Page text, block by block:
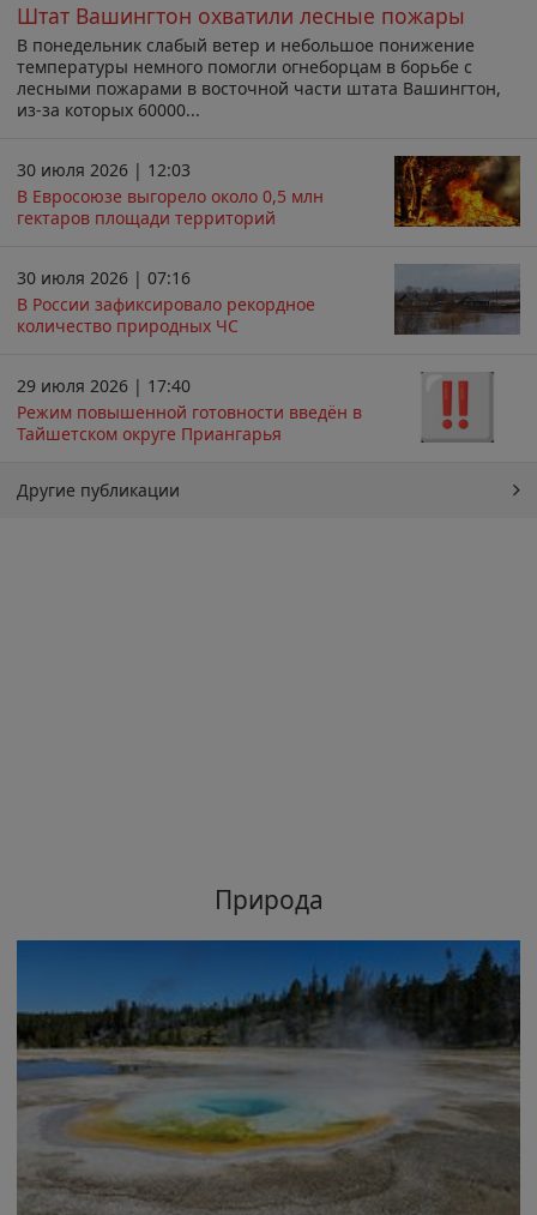
Штат Вашингтон охватили лесные пожары
В понедельник слабый ветер и небольшое понижение
температуры немного помогли огнеборцам в борьбе с
лесными пожарами в восточной части штата Вашингтон,
из-за которых 60000...
30 июля 2026 | 12:03
В Евросоюзе выгорело около 0,5 млн
гектаров площади территорий
30 июля 2026 | 07:16
В России зафиксировало рекордное
количество природных ЧС
29 июля 2026 | 17:40
Режим повышенной готовности введён в
Тайшетском округе Приангарья
Другие публикации
Природа